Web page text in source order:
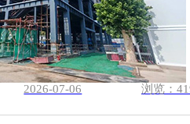
2026-07-06 浏览：